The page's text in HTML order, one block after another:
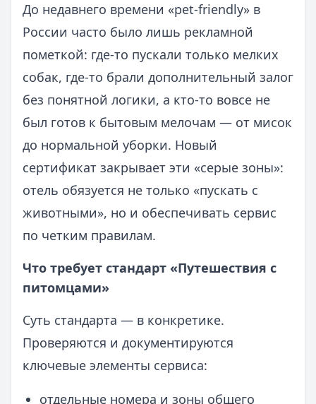
До недавнего времени «pet‑friendly» в
России часто было лишь рекламной
пометкой: где‑то пускали только мелких
собак, где‑то брали дополнительный залог
без понятной логики, а кто‑то вовсе не
был готов к бытовым мелочам — от мисок
до нормальной уборки. Новый
сертификат закрывает эти «серые зоны»:
отель обязуется не только «пускать с
животными», но и обеспечивать сервис
по четким правилам.
Что требует стандарт «Путешествия с
питомцами»
Суть стандарта — в конкретике.
Проверяются и документируются
ключевые элементы сервиса:
отдельные номера и зоны общего